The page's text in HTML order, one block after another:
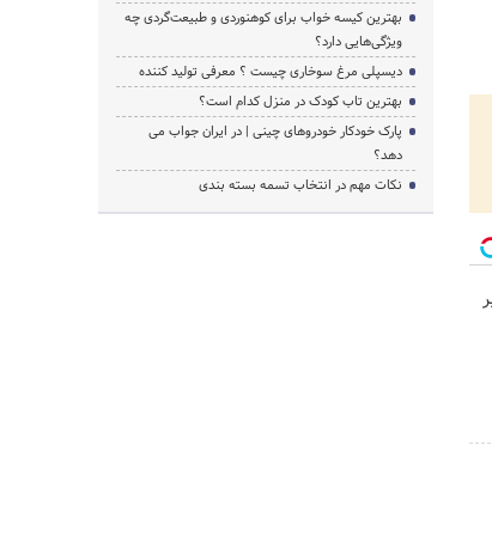
بهترین کیسه خواب برای کوهنوردی و طبیعت‌گردی چه
ویژگی‌هایی دارد؟
دیسپلی مرغ سوخاری چیست ؟ معرفی تولید کننده
بهترین تاب کودک در منزل کدام است؟
پارک خودکار خودروهای چینی | در ایران جواب می
دهد؟
نکات مهم در انتخاب تسمه بسته بندی